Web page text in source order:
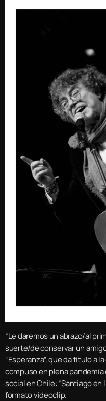
“Le daremos un abrazo/al
suerte/de conservar un
“Esperanza”, que da título a
compuso en plena
social en Chile: “Santiago en
formato videoclip.